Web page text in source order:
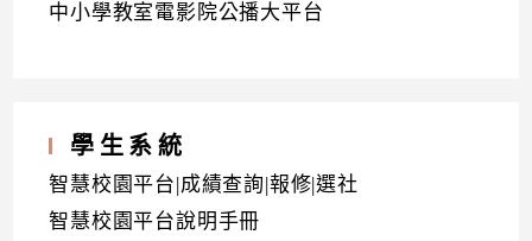
中小學教室電影院公播大平台
學生系統
智慧校園平台|成績查詢|報修|選社
智慧校園平台說明手冊